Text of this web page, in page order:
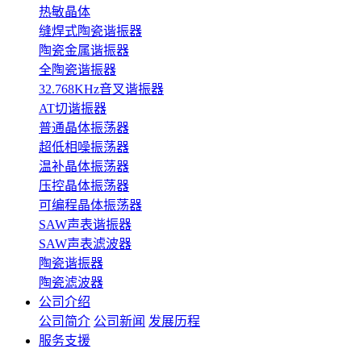
热敏晶体
缝焊式陶瓷谐振器
陶瓷金属谐振器
全陶瓷谐振器
32.768KHz音叉谐振器
AT切谐振器
普通晶体振荡器
超低相噪振荡器
温补晶体振荡器
压控晶体振荡器
可编程晶体振荡器
SAW声表谐振器
SAW声表滤波器
陶瓷谐振器
陶瓷滤波器
公司介绍
公司简介 公司新闻 发展历程
服务支援